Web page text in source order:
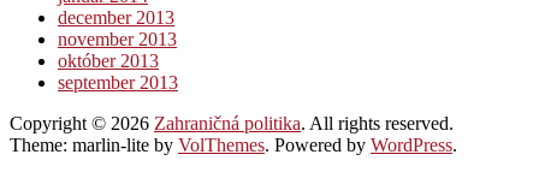
december 2013
november 2013
október 2013
september 2013
Copyright © 2026 Zahraničná politika. All rights reserved.
Theme: marlin-lite by VolThemes. Powered by WordPress.